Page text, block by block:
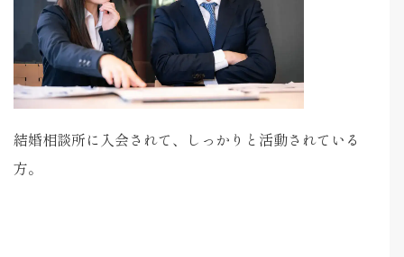
結婚相談所に入会されて、しっかりと活動されている
方。